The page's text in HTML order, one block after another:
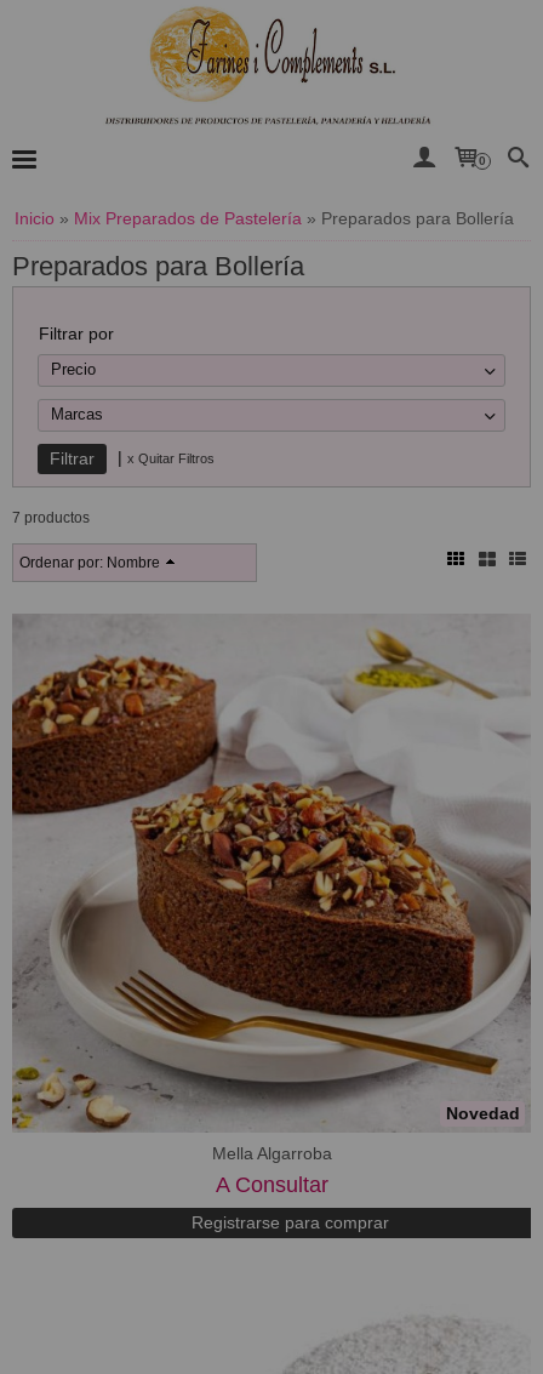
0
Inicio » Mix Preparados de Pastelería » Preparados para Bollería
Preparados para Bollería
Filtrar por
Precio
Marcas
| x Quitar Filtros
7 productos
Ordenar por: Nombre
Novedad
Mella Algarroba
A Consultar
Registrarse para comprar